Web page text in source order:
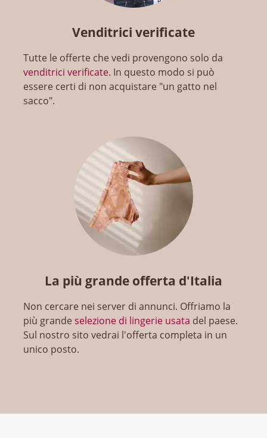
Venditrici verificate
Tutte le offerte che vedi provengono solo da
venditrici verificate. In questo modo si può
essere certi di non acquistare "un gatto nel
sacco".
La più grande offerta d'Italia
Non cercare nei server di annunci. Offriamo la
più grandeselezione di lingerie usata del paese.
Sul nostro sito vedrai l'offerta completa in un
unico posto.